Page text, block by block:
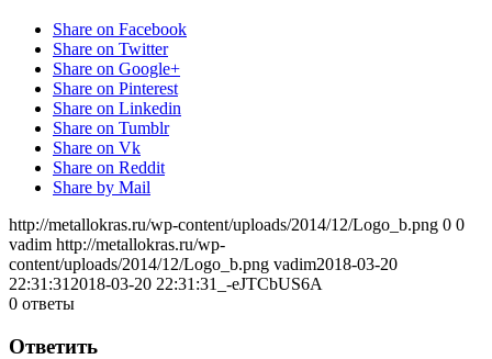
Share on Facebook
Share on Twitter
Share on Google+
Share on Pinterest
Share on Linkedin
Share on Tumblr
Share on Vk
Share on Reddit
Share by Mail
http://metallokras.ru/wp-content/uploads/2014/12/Logo_b.png 0 0
vadim http://metallokras.ru/wp-
content/uploads/2014/12/Logo_b.png vadim2018-03-20
22:31:31 2018-03-20 22:31:31
_-eJTCbUS6A
0 ответы
Ответить